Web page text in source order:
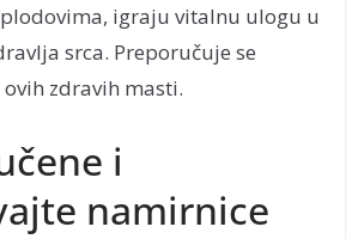
igraju vitalnu ulogu u
srca. Preporučuje se
zdravih masti.
i
namirnice